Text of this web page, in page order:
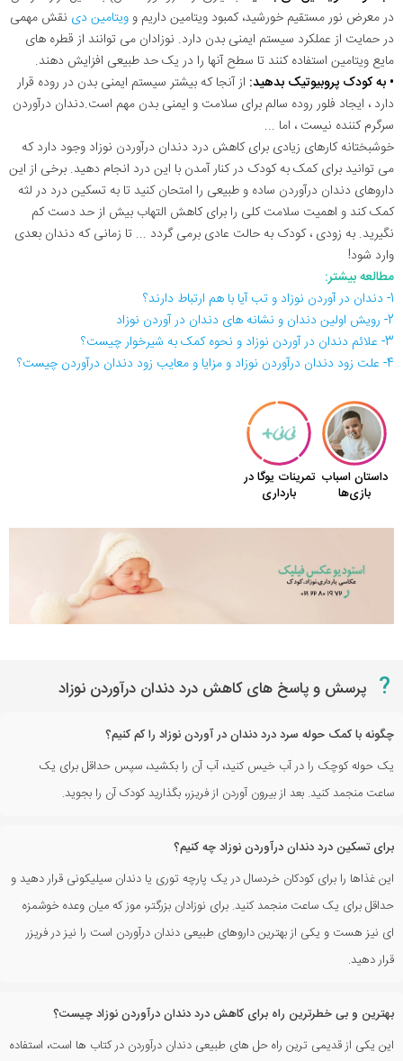
در معرض نور مستقیم خورشید، کمبود ویتامین داریم و ویتامین دی نقش مهمی
در حمایت از عملکرد سیستم ایمنی بدن دارد. نوزادان می توانند از قطره های
مایع ویتامین استفاده کنند تا سطح آنها را در یک حد طبیعی افزایش دهند.
• به کودک پروبیوتیک بدهید: از آنجا که بیشتر سیستم ایمنی بدن در روده قرار
دارد ، ایجاد فلور روده سالم برای سلامت و ایمنی بدن مهم است.دندان درآوردن
سرگرم کننده نیست ، اما ...
خوشبختانه کارهای زیادی برای کاهش درد دندان درآوردن نوزاد وجود دارد که
می توانید برای کمک به کودک در کنار آمدن با این درد انجام دهید. برخی از این
داروهای دندان درآوردن ساده و طبیعی را امتحان کنید تا به تسکین درد در لثه
کمک کند و اهمیت سلامت کلی را برای کاهش التهاب بیش از حد دست کم
نگیرید. به زودی ، کودک به حالت عادی برمی گردد ... تا زمانی که دندان بعدی
وارد شود!
مطالعه بیشتر:
1- دندان در آوردن نوزاد و تب آیا با هم ارتباط دارند؟
2- رویش اولین دندان و نشانه های دندان در آوردن نوزاد
3- علائم دندان در آوردن نوزاد و نحوه کمک به شیرخوار چیست؟
4- علت زود دندان درآوردن نوزاد و مزایا و معایب زود دندان درآوردن چیست؟
? پرسش و پاسخ های کاهش درد دندان درآوردن نوزاد
چگونه با کمک حوله سرد درد دندان در آوردن نوزاد را کم کنیم؟
یک حوله کوچک را در آب خیس کنید، آب آن را بکشید، سپس حداقل برای یک
ساعت منجمد کنید. بعد از بیرون آوردن از فریزر، بگذارید کودک آن را بجوید.
برای تسکین درد دندان درآوردن نوزاد چه کنیم؟
این غذاها را برای کودکان خردسال در یک پارچه توری یا دندان سیلیکونی قرار دهید و
حداقل برای یک ساعت منجمد کنید. برای نوزادان بزرگتر، موز که میان وعده خوشمزه
ای نیز هست و یکی از بهترین داروهای طبیعی دندان درآوردن است را نیز در فریزر
قرار دهید.
بهترین و بی خطرترین راه برای کاهش درد دندان درآوردن نوزاد چیست؟
این یکی از قدیمی ترین راه حل های طبیعی دندان درآوردن در کتاب ها است، استفاده